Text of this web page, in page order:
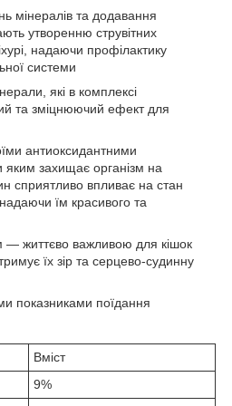
мінералів та додавання
утворенню струвітних
надаючи профілактику
системи
які в комплексі
та зміцнюючий ефект для
антиоксидантними
яким захищає організм на
сприятливо впливає на стан
їм красивого та
— життєво важливою для кішок
їх зір та серцево-судинну
показниками поїдання
Вміст
9%